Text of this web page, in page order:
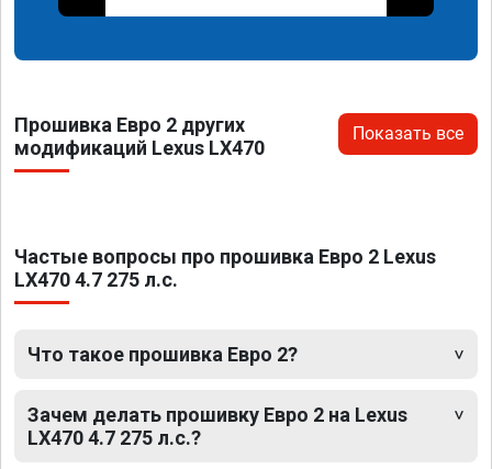
Прошивка Евро 2 других
модификаций Lexus LX470
Показать все
Частые вопросы про прошивка Евро 2 Lexus
LX470 4.7 275 л.с.
Что такое прошивка Евро 2?
Зачем делать прошивку Евро 2 на Lexus
LX470 4.7 275 л.с.?